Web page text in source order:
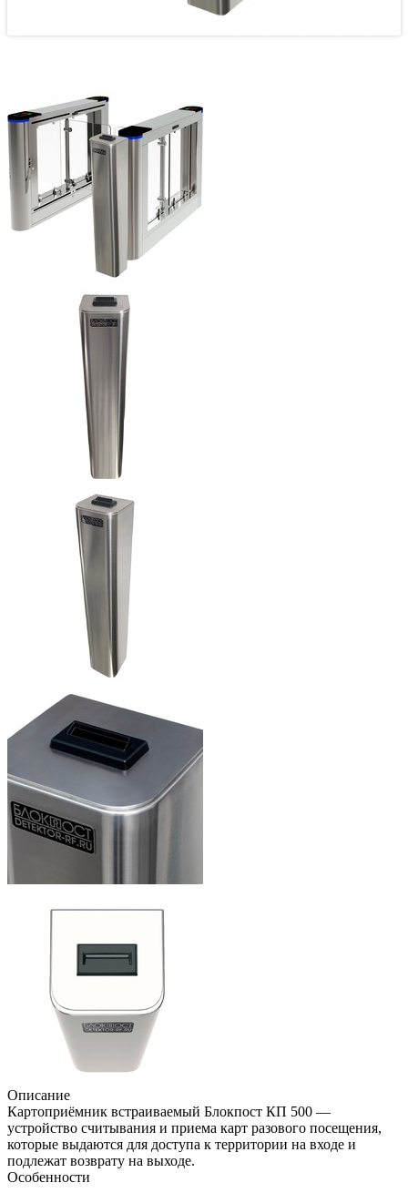
Описание
Картоприёмник встраиваемый Блокпост КП 500 —
устройство считывания и приема карт разового посещения,
которые выдаются для доступа к территории на входе и
подлежат возврату на выходе.
Особенности